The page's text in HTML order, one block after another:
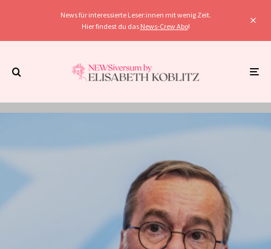
News für interessierte Leser:innen mit wenig Zeit.
Hier findest du das News-Crew Abo!